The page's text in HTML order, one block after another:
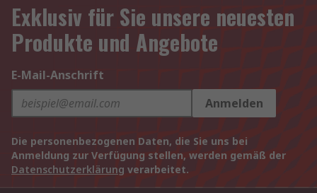
Exklusiv für Sie unsere neuesten
Produkte und Angebote
E-Mail-Anschrift
Anmelden
Die personenbezogenen Daten, die Sie uns bei
Anmeldung zur Verfügung stellen, werden gemäß der
Datenschutzerklärung verarbeitet.